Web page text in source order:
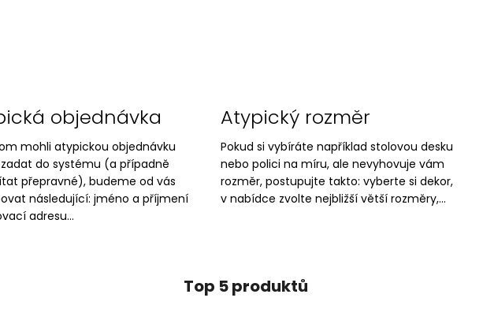
objednávka
mohli atypickou objednávku
do systému (a případně
přepravné), budeme od vás
následující: jméno a příjmení
adresu...
Atypický rozměr
Pokud si vybíráte například stolovou desku
nebo polici na míru, ale nevyhovuje vám
rozměr, postupujte takto: vyberte si dekor,
v nabídce zvolte nejbližší větší rozměry,...
Top 5 produktů